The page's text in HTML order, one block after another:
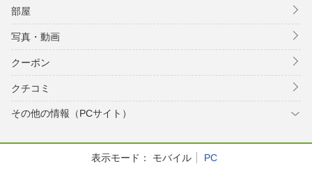
部屋
写真・動画
クーポン
クチコミ
その他の情報（PCサイト）
表示モード： モバイル PC